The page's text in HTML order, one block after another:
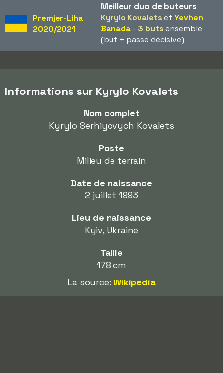
Premjer-Liha
2020/2021
Meilleur duo de buteurs
Kyrylo KovaletsetYevhen
Banada- 3 butsensemble
(but + passe décisive)
Informations sur Kyrylo Kovalets
Nom complet
Kyrylo Serhiyovych Kovalets
Poste
Milieu de terrain
Date de naissance
2 juillet 1993
Lieu de naissance
Kyiv, Ukraine
Taille
178 cm
La source: Wikipedia